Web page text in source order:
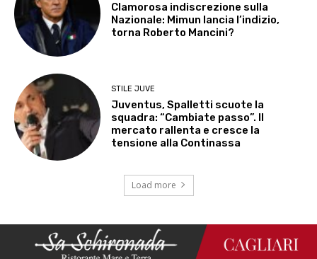
Clamorosa indiscrezione sulla
Nazionale: Mimun lancia l’indizio,
torna Roberto Mancini?
STILE JUVE
Juventus, Spalletti scuote la
squadra: “Cambiate passo”. Il
mercato rallenta e cresce la
tensione alla Continassa
Load more